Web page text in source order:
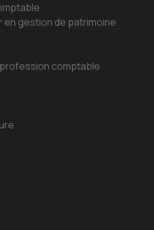
gestion de patrimoine
comptable